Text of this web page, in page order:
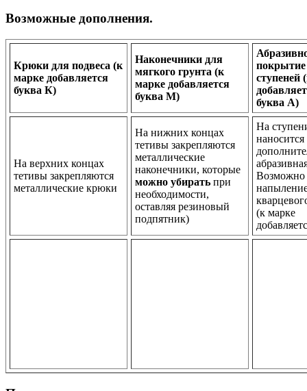
Возможные дополнения.
Крюки для подвеса (к
марке добавляется
буква К)
Наконечники для
мягкого грунта (к
марке добавляется
буква М)
покрытие
ступеней
буква А)
На верхних концах
тетивы закрепляются
металлические крюки
На нижних концах
тетивы закрепляются
металлические
наконечники, которые
можно убирать при
необходимости,
оставляя резиновый
подпятник)
На
наносится
Возможно
(к марке